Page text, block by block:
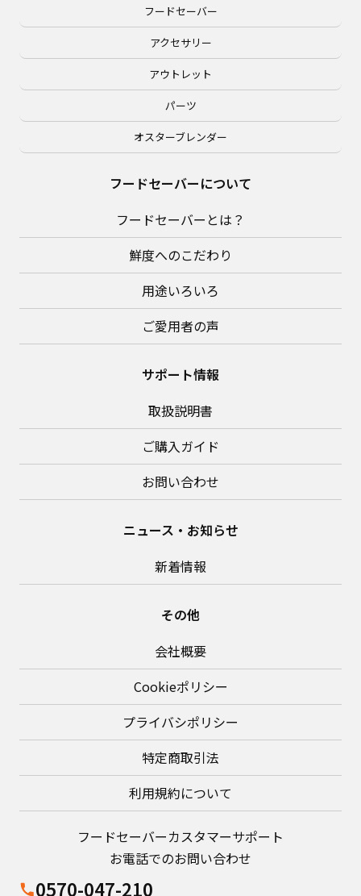
フードセーバー
アクセサリー
アウトレット
パーツ
オスターブレンダー
フードセーバーについて
フードセーバーとは？
鮮度へのこだわり
用途いろいろ
ご愛用者の声
サポート情報
取扱説明書
ご購入ガイド
お問い合わせ
ニュース・お知らせ
新着情報
その他
会社概要
Cookieポリシー
プライバシポリシー
特定商取引法
利用規約について
フードセーバーカスタマーサポート
お電話でのお問い合わせ
0570-047-210